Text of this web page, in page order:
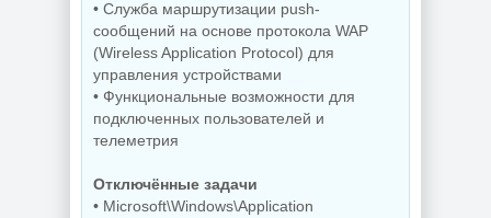
Windows 11 Pro
26H1 Lite version
Build 28000.2525
Скриншоты
экрана TechSmith
Snagit 26.3.1 build
11825 by
elchupacabra
• Служба маршрутизации push-
сообщений на основе протокола WAP
(Wireless Application Protocol) для
управления устройствами
• Функциональные возможности для
подключенных пользователей и
телеметрия
Отключённые задачи
• Microsoft\Windows\Application